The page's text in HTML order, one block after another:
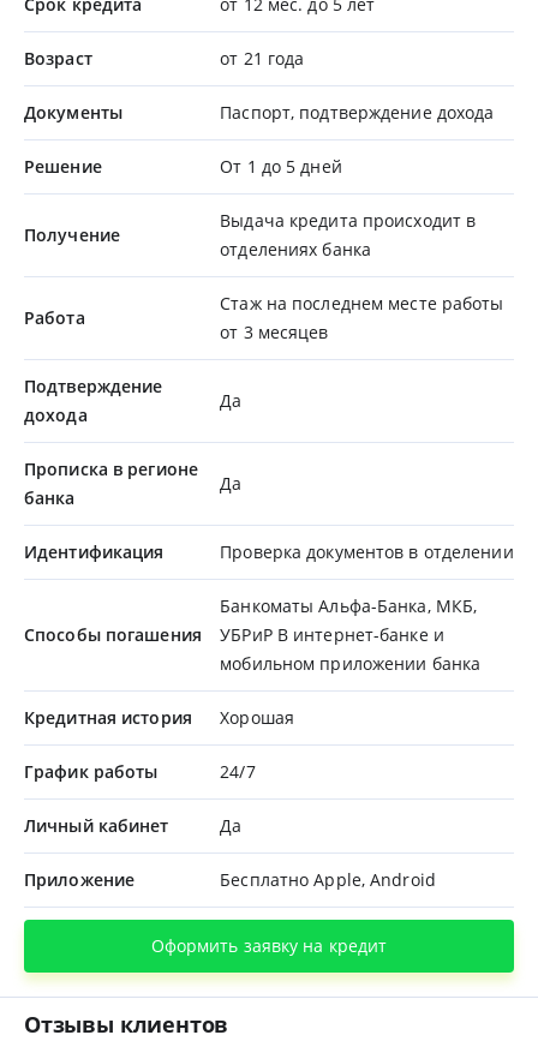
Срок кредита от 12 мес. до 5 лет
Возраст от 21 года
Документы Паспорт, подтверждение дохода
Решение От 1 до 5 дней
Получение
Выдача кредита происходит в
отделениях банка
Работа
Стаж на последнем месте работы
от 3 месяцев
Подтверждение
дохода
Да
Прописка в регионе
банка
Да
Идентификация Проверка документов в отделении
Способы погашения
Банкоматы Альфа-Банка, МКБ,
УБРиР В интернет-банке и
мобильном приложении банка
Кредитная история Хорошая
График работы 24/7
Личный кабинет Да
Приложение Бесплатно Apple, Android
Оформить заявку на кредит
Отзывы клиентов